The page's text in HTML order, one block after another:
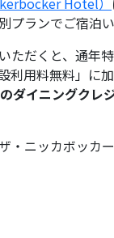
プランでご宿泊い
ただくと、通年
利用料無料」に
ダイニングクレ
・ニッカボッカ